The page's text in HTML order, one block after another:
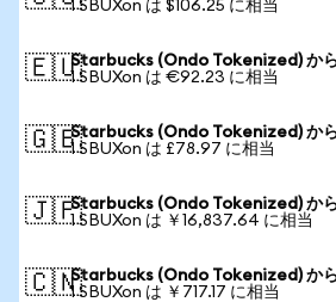
1 SBUXon は $106.25 に相当
🇪🇺Starbucks (Ondo Tokenized) から
1 SBUXon は €92.23 に相当
🇬🇧Starbucks (Ondo Tokenized) か
1 SBUXon は £78.97 に相当
🇯🇵Starbucks (Ondo Tokenized) か
1 SBUXon は ￥16,837.64 に相当
🇨🇳Starbucks (Ondo Tokenized) か
1 SBUXon は ￥717.17 に相当